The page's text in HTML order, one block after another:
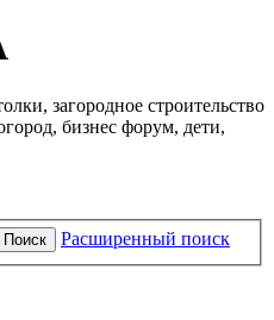
загородное строительство
бизнес форум, дети,
Поиск Расширенный поиск